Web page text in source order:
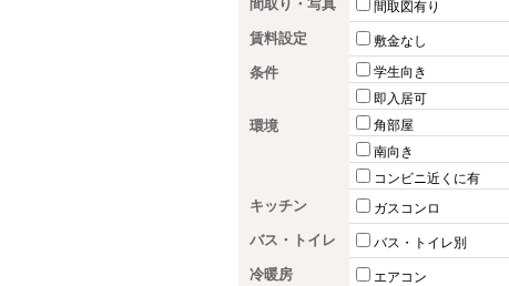
間取り・写真 間取図有り
賃料設定 敷金なし
条件 学生向き
即入居可
環境 角部屋
南向き
コンビニ近くに有
キッチン ガスコンロ
バス・トイレ バス・トイレ別
冷暖房 エアコン